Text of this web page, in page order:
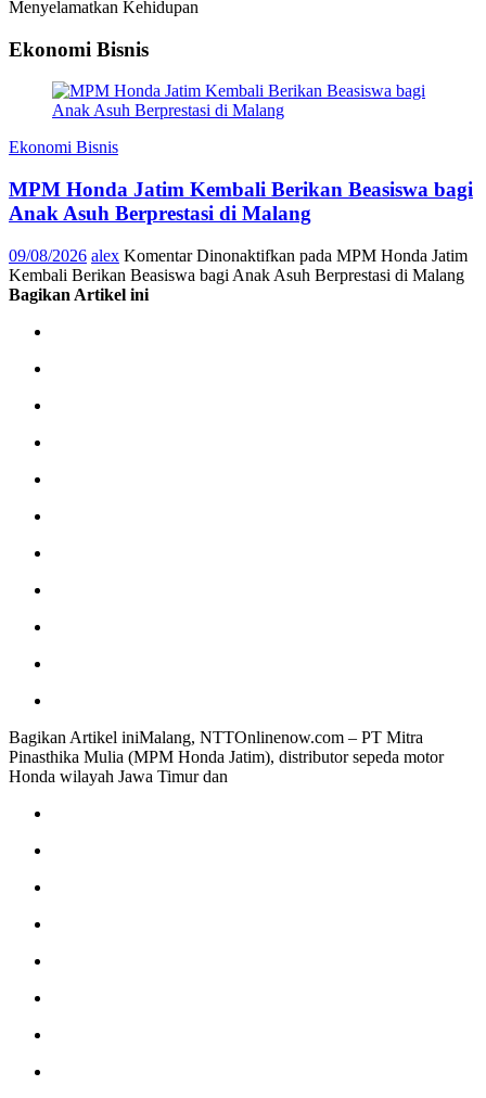
Menyelamatkan Kehidupan
Ekonomi Bisnis
Ekonomi Bisnis
MPM Honda Jatim Kembali Berikan Beasiswa bagi
Anak Asuh Berprestasi di Malang
09/08/2026 alex Komentar Dinonaktifkan pada MPM Honda Jatim
Kembali Berikan Beasiswa bagi Anak Asuh Berprestasi di Malang
Bagikan Artikel ini
Bagikan Artikel iniMalang, NTTOnlinenow.com – PT Mitra
Pinasthika Mulia (MPM Honda Jatim), distributor sepeda motor
Honda wilayah Jawa Timur dan